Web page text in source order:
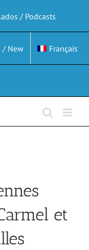
/ Podcasts
/ New Français
et